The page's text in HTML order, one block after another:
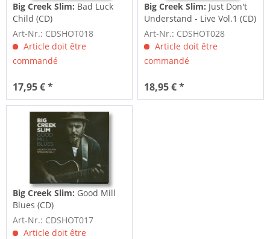
Big Creek Slim: Bad Luck
Child (CD)
Art-Nr.: CDSHOT018
Article doit être
commandé
17,95 € *
Big Creek Slim: Just Don't
Understand - Live Vol.1 (CD)
Art-Nr.: CDSHOT028
Article doit être
commandé
18,95 € *
Big Creek Slim: Good Mill
Blues (CD)
Art-Nr.: CDSHOT017
Article doit être